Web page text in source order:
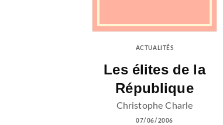
ACTUALITÉS
Les élites de la
République
Christophe Charle
07/06/2006